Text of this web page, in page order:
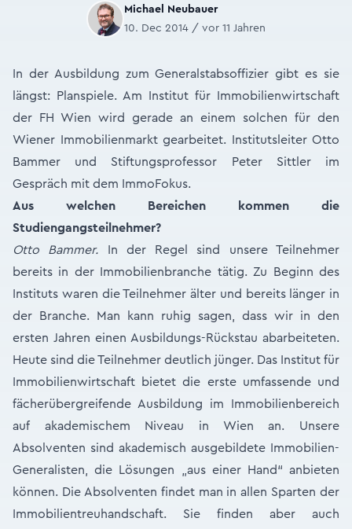
Michael Neubauer
10. Dec 2014 / vor 11 Jahren
In der Ausbildung zum Generalstabsoffizier gibt es sie
längst: Planspiele. Am Institut für Immobilienwirtschaft
der FH Wien wird gerade an einem solchen für den
Wiener Immobilienmarkt gearbeitet. Institutsleiter Otto
Bammer und Stiftungsprofessor Peter Sittler im
Gespräch mit dem ImmoFokus.
Aus welchen Bereichen kommen die
Studiengangsteilnehmer?
Otto Bammer. In der Regel sind unsere Teilnehmer
bereits in der Immobilienbranche tätig. Zu Beginn des
Instituts waren die Teilnehmer älter und bereits länger in
der Branche. Man kann ruhig sagen, dass wir in den
ersten Jahren einen Ausbildungs-Rückstau abarbeiteten.
Heute sind die Teilnehmer deutlich jünger. Das Institut für
Immobilienwirtschaft bietet die erste umfassende und
fächerübergreifende Ausbildung im Immobilienbereich
auf akademischem Niveau in Wien an. Unsere
Absolventen sind akademisch ausgebildete Immobilien-
Generalisten, die Lösungen „aus einer Hand“ anbieten
können. Die Absolventen findet man in allen Sparten der
Immobilientreuhandschaft. Sie finden aber auch